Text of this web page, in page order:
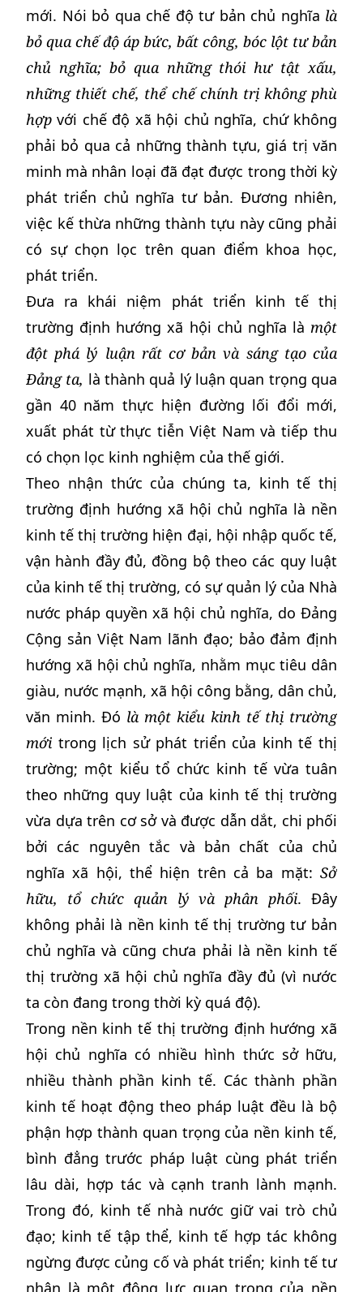
mới. Nói bỏ qua chế độ tư bản chủ nghĩa là
bỏ qua chế độ áp bức, bất công, bóc lột tư bản
chủ nghĩa; bỏ qua những thói hư tật xấu,
những thiết chế, thể chế chính trị không phù
hợp với chế độ xã hội chủ nghĩa, chứ không
phải bỏ qua cả những thành tựu, giá trị văn
minh mà nhân loại đã đạt được trong thời kỳ
phát triển chủ nghĩa tư bản. Đương nhiên,
việc kế thừa những thành tựu này cũng phải
có sự chọn lọc trên quan điểm khoa học,
phát triển.
Đưa ra khái niệm phát triển kinh tế thị
trường định hướng xã hội chủ nghĩa là một
đột phá lý luận rất cơ bản và sáng tạo của
Đảng ta, là thành quả lý luận quan trọng qua
gần 40 năm thực hiện đường lối đổi mới,
xuất phát từ thực tiễn Việt Nam và tiếp thu
có chọn lọc kinh nghiệm của thế giới.
Theo nhận thức của chúng ta, kinh tế thị
trường định hướng xã hội chủ nghĩa là nền
kinh tế thị trường hiện đại, hội nhập quốc tế,
vận hành đầy đủ, đồng bộ theo các quy luật
của kinh tế thị trường, có sự quản lý của Nhà
nước pháp quyền xã hội chủ nghĩa, do Đảng
Cộng sản Việt Nam lãnh đạo; bảo đảm định
hướng xã hội chủ nghĩa, nhằm mục tiêu dân
giàu, nước mạnh, xã hội công bằng, dân chủ,
văn minh. Đó là một kiểu kinh tế thị trường
mới trong lịch sử phát triển của kinh tế thị
trường; một kiểu tổ chức kinh tế vừa tuân
theo những quy luật của kinh tế thị trường
vừa dựa trên cơ sở và được dẫn dắt, chi phối
bởi các nguyên tắc và bản chất của chủ
nghĩa xã hội, thể hiện trên cả ba mặt: Sở
hữu, tổ chức quản lý và phân phối. Đây
không phải là nền kinh tế thị trường tư bản
chủ nghĩa và cũng chưa phải là nền kinh tế
thị trường xã hội chủ nghĩa đầy đủ (vì nước
ta còn đang trong thời kỳ quá độ).
Trong nền kinh tế thị trường định hướng xã
hội chủ nghĩa có nhiều hình thức sở hữu,
nhiều thành phần kinh tế. Các thành phần
kinh tế hoạt động theo pháp luật đều là bộ
phận hợp thành quan trọng của nền kinh tế,
bình đẳng trước pháp luật cùng phát triển
lâu dài, hợp tác và cạnh tranh lành mạnh.
Trong đó, kinh tế nhà nước giữ vai trò chủ
đạo; kinh tế tập thể, kinh tế hợp tác không
ngừng được củng cố và phát triển; kinh tế tư
nhân là một động lực quan trọng của nền